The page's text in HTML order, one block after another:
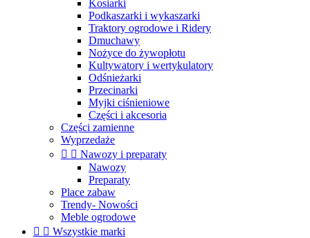
Kosiarki
Podkaszarki i wykaszarki
Traktory ogrodowe i Ridery
Dmuchawy
Nożyce do żywopłotu
Kultywatory i wertykulatory
Odśnieżarki
Przecinarki
Myjki ciśnieniowe
Części i akcesoria
Części zamienne
Wyprzedaże
  Nawozy i preparaty
Nawozy
Preparaty
Place zabaw
Trendy- Nowości
Meble ogrodowe
  Wszystkie marki